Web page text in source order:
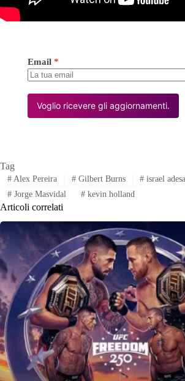
Email *
Voglio ricevere gli aggiornamenti.
Tag
#Alex Pereira #Gilbert Burns # israel
#Jorge Masvidal #kevin holland
Articoli correlati